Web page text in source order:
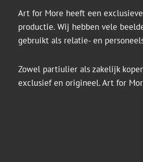
Art for More heeft een
productie. Wij hebben vele
gebruikt als relatie- en
Zowel partiulier als zakelijk
exclusief en origineel. Art for